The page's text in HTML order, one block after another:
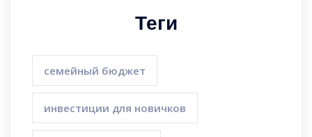
Теги
семейный бюджет
инвестиции для новичков